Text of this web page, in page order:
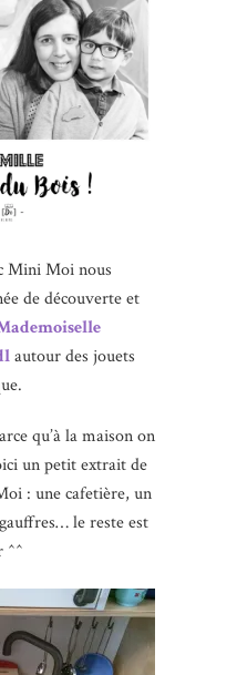
Mini Moi nous
de découverte et
autour des jouets
qu’à la maison on
un petit extrait de
: une cafetière, un
le reste est
^^